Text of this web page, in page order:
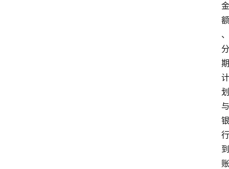
金
额
、
分
期
计
划
与
银
行
到
账